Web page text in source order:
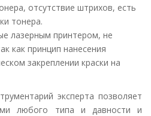
отсутствие штрихов, есть
тонера.
лазерным принтером, не
как принцип нанесения
закреплении краски на
эксперта позволяет
любого типа и давности и